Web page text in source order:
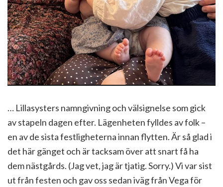
… Lillasysters namngivning och välsignelse som gick
av stapeln dagen efter. Lägenheten fylldes av folk –
en av de sista festligheterna innan flytten. Är så glad i
det här gänget och är tacksam över att snart få ha
dem nästgårds. (Jag vet, jag är tjatig. Sorry.) Vi var sist
ut från festen och gav oss sedan iväg från Vega för